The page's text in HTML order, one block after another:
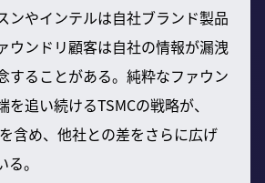
ンやインテルは自社ブランド製品
ウンドリ顧客は自社の情報が漏洩
することがある。純粋なファウン
を追い続けるTSMCの戦略が、
含め、他社との差をさらに広げ
。